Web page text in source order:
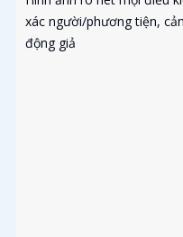
xác người/phương tiện,
động giả